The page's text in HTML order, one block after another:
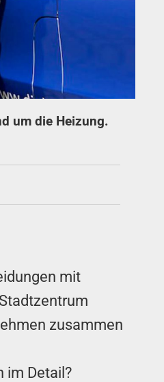
um die Heizung.
mit
zusammen
im Detail?